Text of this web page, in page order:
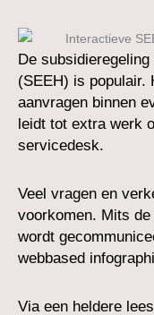
De
(SEEH) is populair.
aanvragen binnen
leidt tot extra werk
servicedesk.
Veel vragen en
voorkomen. Mits
wordt
webbased
Via een heldere